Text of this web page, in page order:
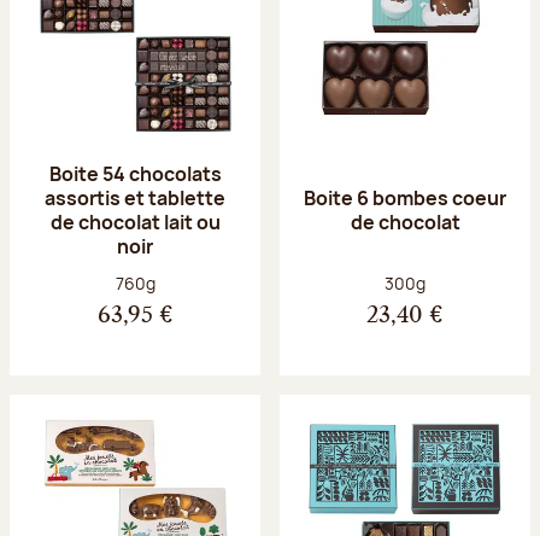
Boite 54 chocolats
assortis et tablette
de chocolat lait ou
noir
Poids net :
760g
63,95 €
Boite 6 bombes coeur
de chocolat
Poids net :
300g
23,40 €